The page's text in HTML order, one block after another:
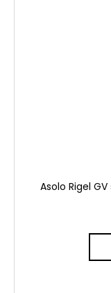
Asolo Rigel